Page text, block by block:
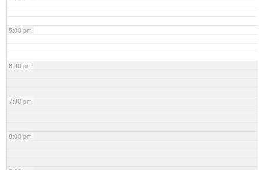
5:00 pm
6:00 pm
7:00 pm
8:00 pm